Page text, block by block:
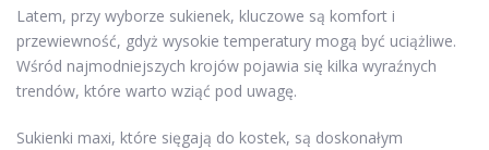
Latem, przy wyborze sukienek, kluczowe są komfort i
przewiewność, gdyż wysokie temperatury mogą być uciążliwe.
Wśród najmodniejszych krojów pojawia się kilka wyraźnych
trendów, które warto wziąć pod uwagę.
Sukienki maxi, które sięgają do kostek, są doskonałym